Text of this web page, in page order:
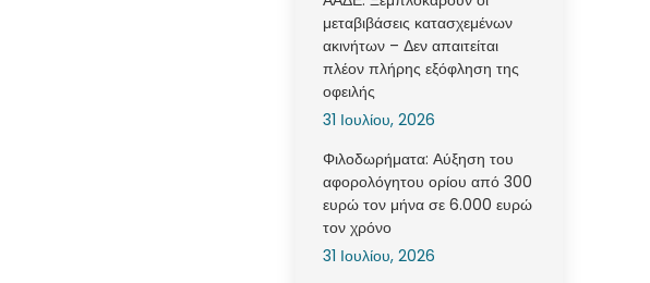
μεταβιβάσεις κατασχεμένων
ακινήτων – Δεν απαιτείται
πλέον πλήρης εξόφληση της
οφειλής
31 Ιουλίου, 2026
Φιλοδωρήματα: Αύξηση του
αφορολόγητου ορίου από 300
ευρώ τον μήνα σε 6.000 ευρώ
τον χρόνο
31 Ιουλίου, 2026